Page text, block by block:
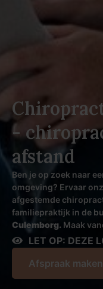
-
afstand
Ben je op zoek naar
omgeving? Ervaar
afgestemde
familiepraktijk in de
Culemborg. Maak
LET OP: DEZE
Afspraak maken